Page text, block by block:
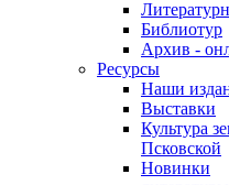
Библиотур
Архив -
Ресурсы
Наши
Выставки
Культура
Псковской
Новинки